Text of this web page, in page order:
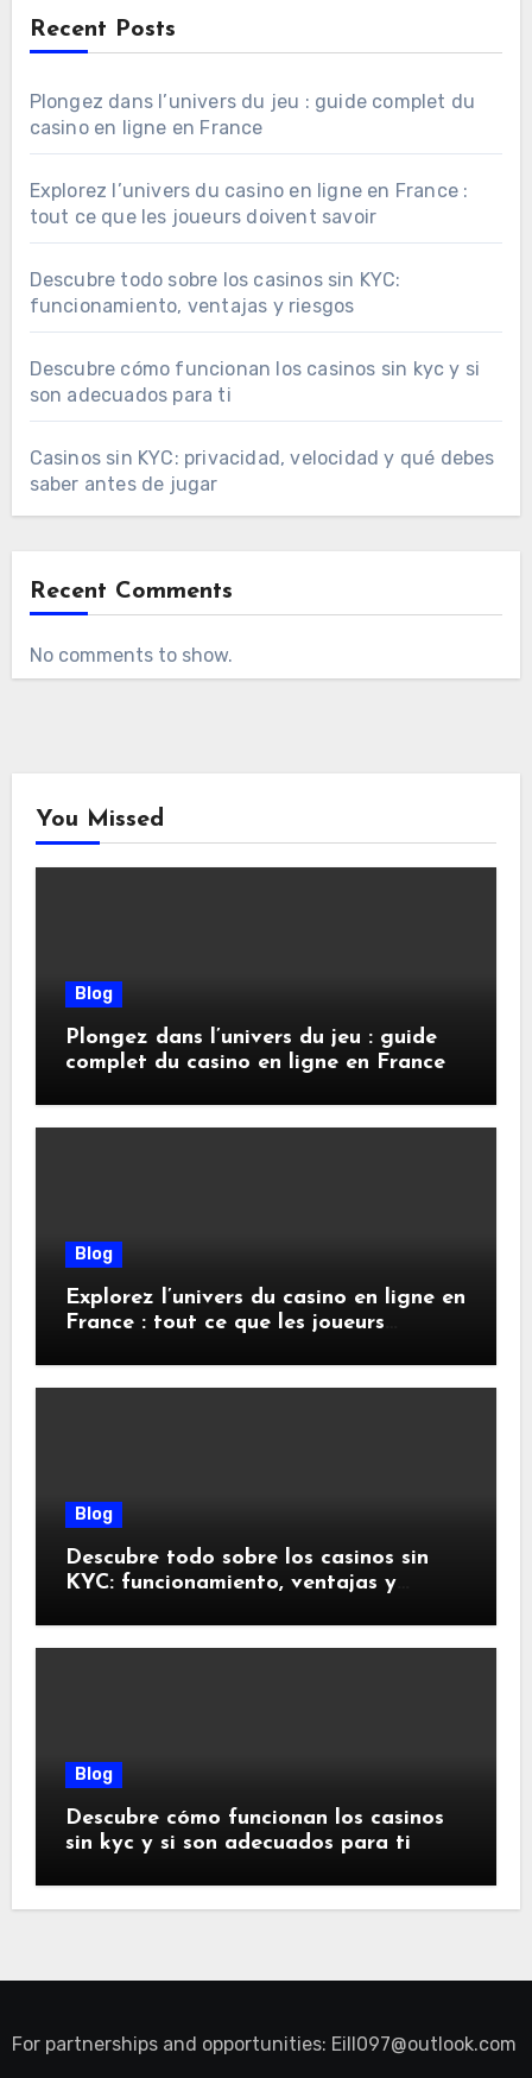
Recent Posts
Plongez dans l’univers du jeu : guide complet du
casino en ligne en France
Explorez l’univers du casino en ligne en France :
tout ce que les joueurs doivent savoir
Descubre todo sobre los casinos sin KYC:
funcionamiento, ventajas y riesgos
Descubre cómo funcionan los casinos sin kyc y si
son adecuados para ti
Casinos sin KYC: privacidad, velocidad y qué debes
saber antes de jugar
Recent Comments
No comments to show.
You Missed
Blog
Plongez dans l’univers du jeu : guide
complet du casino en ligne en France
Blog
Explorez l’univers du casino en ligne en
France : tout ce que les joueurs
Blog
Descubre todo sobre los casinos sin
KYC: funcionamiento, ventajas y
Blog
Descubre cómo funcionan los casinos
sin kyc y si son adecuados para ti
For partnerships and opportunities: Eill097@outlook.com